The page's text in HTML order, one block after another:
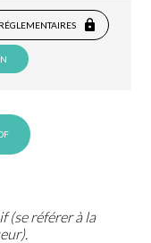
(se référer à la